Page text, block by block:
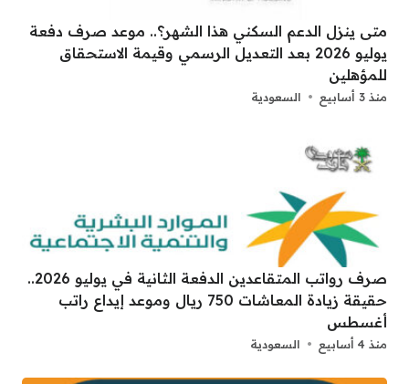
متى ينزل الدعم السكني هذا الشهر؟.. موعد صرف دفعة
يوليو 2026 بعد التعديل الرسمي وقيمة الاستحقاق
للمؤهلين
منذ 3 أسابيع السعودية
صرف رواتب المتقاعدين الدفعة الثانية في يوليو 2026..
حقيقة زيادة المعاشات 750 ريال وموعد إيداع راتب
أغسطس
منذ 4 أسابيع السعودية